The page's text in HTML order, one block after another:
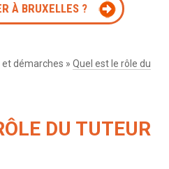
À BRUXELLES ?
et démarches »Quel est le rôle du
DU TUTEUR